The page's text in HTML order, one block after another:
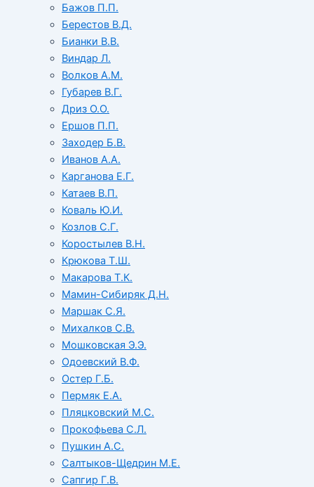
Бажов П.П.
Берестов В.Д.
Бианки В.В.
Виндар Л.
Волков А.М.
Губарев В.Г.
Дриз О.О.
Ершов П.П.
Заходер Б.В.
Иванов А.А.
Карганова Е.Г.
Катаев В.П.
Коваль Ю.И.
Козлов С.Г.
Коростылев В.Н.
Крюкова Т.Ш.
Макарова Т.К.
Мамин-Сибиряк Д.Н.
Маршак С.Я.
Михалков С.В.
Мошковская Э.Э.
Одоевский В.Ф.
Остер Г.Б.
Пермяк Е.А.
Пляцковский М.С.
Прокофьева С.Л.
Пушкин А.С.
Салтыков-Щедрин М.Е.
Сапгир Г.В.